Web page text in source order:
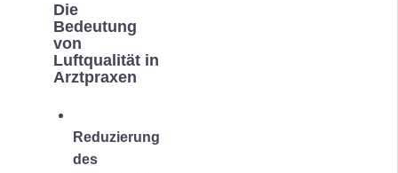
Die
Bedeutung
von
Luftqualität in
Arztpraxen
Reduzierung
des